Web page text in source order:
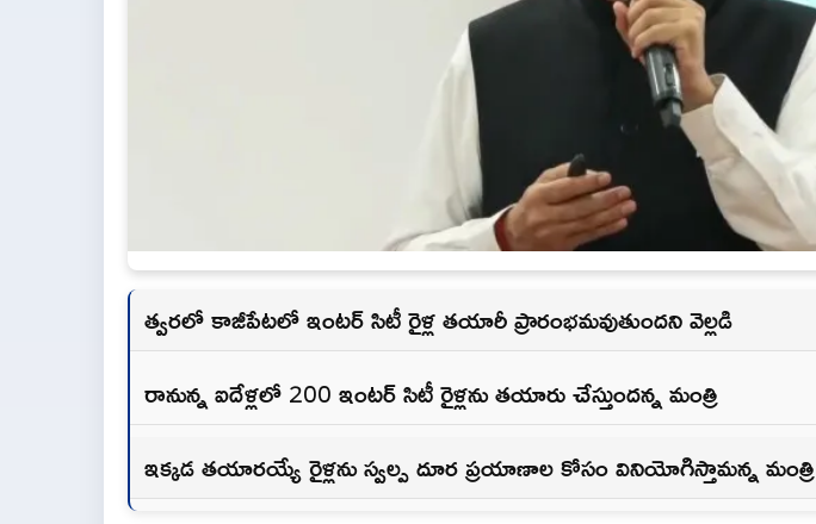
త్వరలో కాజీపేటలో ఇంటర్ సిటీ రైళ్ల తయారీ ప్రారంభమవుతుందని వెల్లడి
రానున్న ఐదేళ్లలో 200 ఇంటర్ సిటీ రైళ్లను తయారు చేస్తుందన్న మంత్రి
ఇక్కడ తయారయ్యే రైళ్లను స్వల్ప దూర ప్రయాణాల కోసం వినియోగిస్తామన్న మంత్రి